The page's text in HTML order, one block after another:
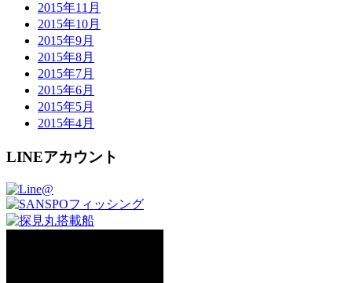
2015年11月
2015年10月
2015年9月
2015年8月
2015年7月
2015年6月
2015年5月
2015年4月
LINEアカウント